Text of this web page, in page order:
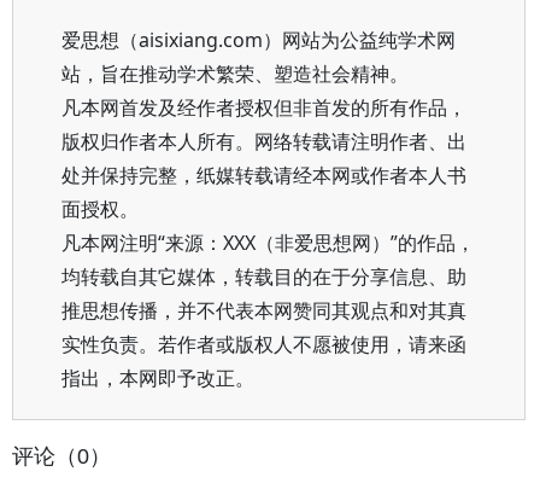
爱思想（aisixiang.com）网站为公益纯学术网
站，旨在推动学术繁荣、塑造社会精神。
凡本网首发及经作者授权但非首发的所有作品，
版权归作者本人所有。网络转载请注明作者、出
处并保持完整，纸媒转载请经本网或作者本人书
面授权。
凡本网注明“来源：XXX（非爱思想网）”的作品，
均转载自其它媒体，转载目的在于分享信息、助
推思想传播，并不代表本网赞同其观点和对其真
实性负责。若作者或版权人不愿被使用，请来函
指出，本网即予改正。
评论（0）